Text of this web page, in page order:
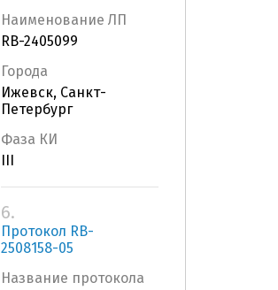
Наименование ЛП
RB-2405099
Города
Ижевск, Санкт-
Петербург
Фаза КИ
6.
Протокол RB-
2508158-05
Название протокола